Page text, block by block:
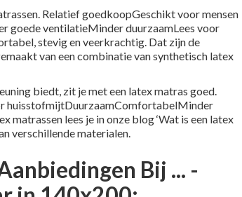
Relatief goedkoopGeschikt voor mensen
goede ventilatieMinder duurzaamLees voor
stevig en veerkrachtig. Dat zijn de
van een combinatie van synthetisch latex
biedt, zit je met een latex matras goed.
huisstofmijtDuurzaamComfortabelMinder
lees je in onze blog ‘Wat is een latex
verschillende materialen.
Bij ... -